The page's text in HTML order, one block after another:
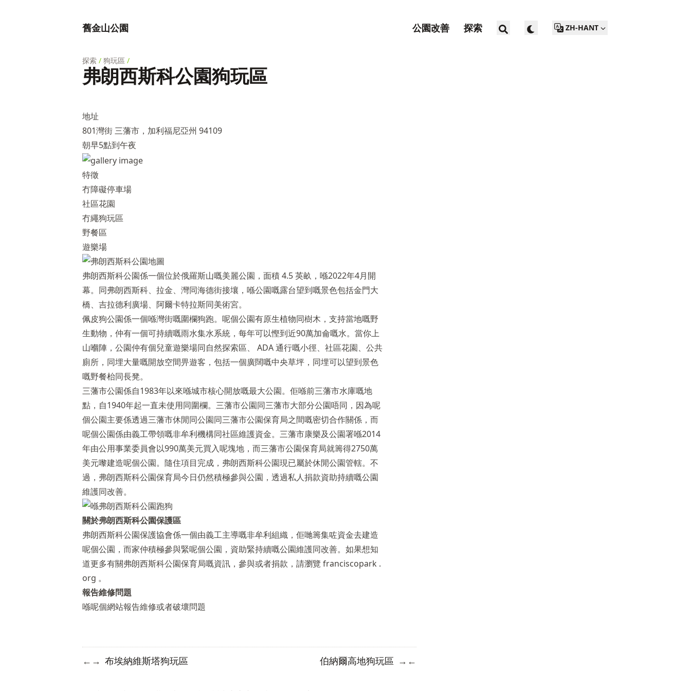
舊金山公園 公園改善 探索 ZH-HANT
探索 / 狗玩區 /
弗朗西斯科公園狗玩區
地址
801灣街 三藩市，加利福尼亞州 94109
朝早5點到午夜
特徵
冇障礙停車場
社區花園
冇繩狗玩區
野餐區
遊樂場
弗朗西斯科公園係一個位於俄羅斯山嘅美麗公園，面積 4.5 英畝，喺2022年4月開
幕。同弗朗西斯科、拉金、灣同海德街接壤，喺公園嘅露台望到嘅景色包括金門大
橋、吉拉德利廣場、阿爾卡特拉斯同美術宮。
佩皮狗公園係一個喺灣街嘅圍欄狗跑。呢個公園有原生植物同樹木，支持當地嘅野
生動物，仲有一個可持續嘅雨水集水系統，每年可以慳到近90萬加侖嘅水。當你上
山嗰陣，公園仲有個兒童遊樂場同自然探索區、 ADA 通行嘅小徑、社區花園、公共
廁所，同埋大量嘅開放空間畀遊客，包括一個廣闊嘅中央草坪，同埋可以望到景色
嘅野餐枱同長凳。
三藩市公園係自1983年以來喺城市核心開放嘅最大公園。佢喺前三藩市水庫嘅地
點，自1940年起一直未使用同圍欄。三藩市公園同三藩市大部分公園唔同，因為呢
個公園主要係透過三藩市休閒同公園同三藩市公園保育局之間嘅密切合作關係，而
呢個公園係由義工帶領嘅非牟利機構同社區維護資金。三藩市康樂及公園署喺2014
年由公用事業委員會以990萬美元買入呢塊地，而三藩市公園保育局就籌得2750萬
美元嚟建造呢個公園。隨住項目完成，弗朗西斯科公園現已屬於休閒公園管轄。不
過，弗朗西斯科公園保育局今日仍然積極參與公園，透過私人捐款資助持續嘅公園
維護同改善。
關於弗朗西斯科公園保護區
弗朗西斯科公園保護協會係一個由義工主導嘅非牟利組織，佢哋籌集咗資金去建造
呢個公園，而家仲積極參與緊呢個公園，資助緊持續嘅公園維護同改善。如果想知
道更多有關弗朗西斯科公園保育局嘅資訊，參與或者捐款，請瀏覽 franciscopark .
org 。
報告維修問題
喺呢個網站報告維修或者破壞問題
← → 布埃納維斯塔狗玩區 伯納爾高地狗玩區 → ←